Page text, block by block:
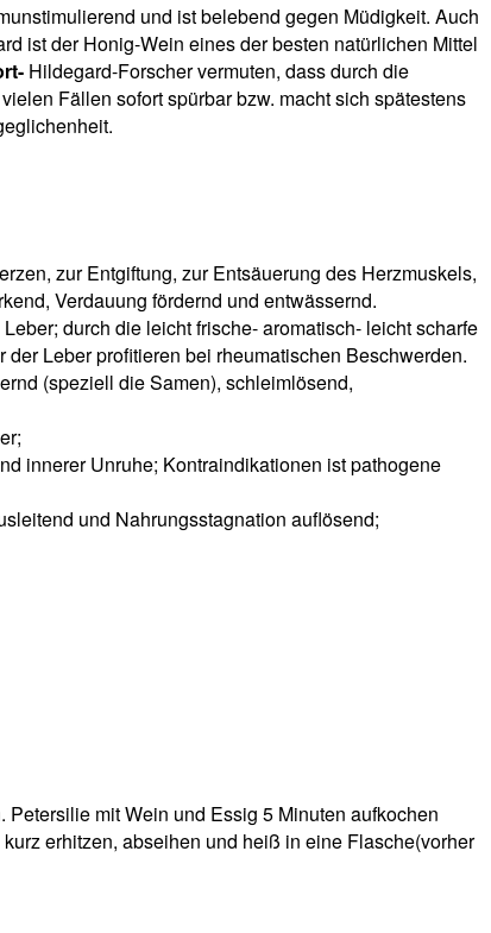
und ist belebend gegen Müdigkeit. Auch
ist der Honig-Wein eines der besten natürlichen Mittel
Hildegard-Forscher vermuten, dass durch die
Fällen sofort spürbar bzw. macht sich spätestens
zur Entgiftung, zur Entsäuerung des Herzmuskels,
Verdauung fördernd und entwässernd.
durch die leicht frische- aromatisch- leicht scharfe
Leber profitieren bei rheumatischen Beschwerden.
(speziell die Samen), schleimlösend,
innerer Unruhe; Kontraindikationen ist pathogene
und Nahrungsstagnation auflösend;
mit Wein und Essig 5 Minuten aufkochen
erhitzen, abseihen und heiß in eine Flasche(vorher